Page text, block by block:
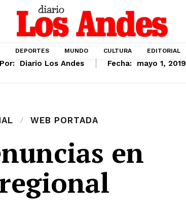
DEPORTES MUNDO CULTURA EDITORIAL
Por: Diario Los Andes Fecha: mayo 1, 2019
WEB PORTADA
en